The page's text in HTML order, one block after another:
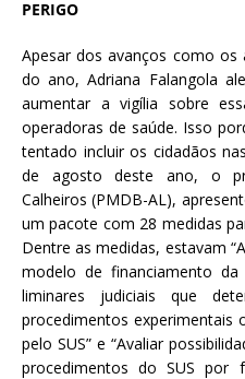
PERIGO
Apesar dos avanços como
do ano, Adriana Falangola
aumentar a vigília sobre
operadoras de saúde. Isso
tentado incluir os cidadãos
de agosto deste ano, o
Calheiros (PMDB-AL),
um pacote com 28 medidas
Dentre as medidas, estavam
modelo de financiamento
liminares judiciais que
procedimentos experimentais
pelo SUS” e “Avaliar
procedimentos do SUS por